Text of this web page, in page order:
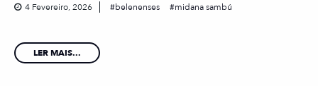
4 Fevereiro, 2026 belenenses midana sambú
LER MAIS...